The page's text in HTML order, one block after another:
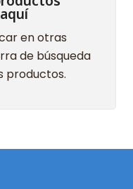
en otras
de búsqueda
productos.